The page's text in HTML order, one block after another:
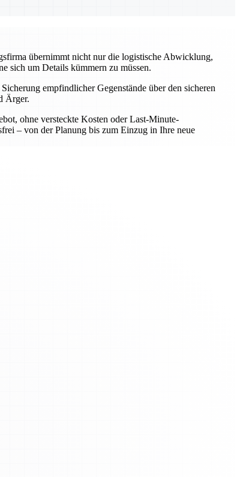
übernimmt nicht nur die logistische Abwicklung,
sich um Details kümmern zu müssen.
empfindlicher Gegenstände über den sicheren
Ärger.
ohne versteckte Kosten oder Last-Minute-
– von der Planung bis zum Einzug in Ihre neue